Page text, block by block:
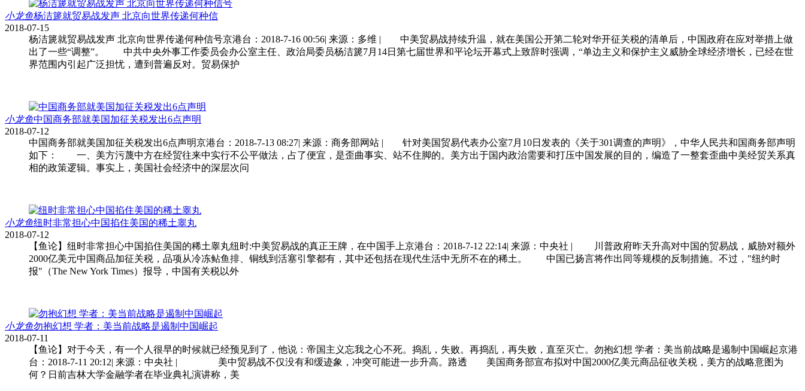
小龙鱼杨洁篪就贸易战发声 北京向世界传递何种信
2018-07-15
杨洁篪就贸易战发声 北京向世界传递何种信号京港台：2018-7-16 00:56| 来源：多维 | 中美贸易战持续升温，就在美国公开第二轮对华开征关税的清单后，中国政府在应对举措上做
出了一些“调整”。 中共中央外事工作委员会办公室主任、政治局委员杨洁篪7月14日第七届世界和平论坛开幕式上致辞时强调，“单边主义和保护主义威胁全球经济增长，已经在世
界范围内引起广泛担忧，遭到普遍反对。贸易保护
小龙鱼中国商务部就美国加征关税发出6点声明
2018-07-12
中国商务部就美国加征关税发出6点声明京港台：2018-7-13 08:27| 来源：商务部网站 | 针对美国贸易代表办公室7月10日发表的《关于301调查的声明》，中华人民共和国商务部声明
如下： 一、美方污蔑中方在经贸往来中实行不公平做法，占了便宜，是歪曲事实、站不住脚的。美方出于国内政治需要和打压中国发展的目的，编造了一整套歪曲中美经贸关系真
相的政策逻辑。事实上，美国社会经济中的深层次问
小龙鱼纽时非常担心中国掐住美国的稀土睾丸
2018-07-12
【鱼论】纽时非常担心中国掐住美国的稀土睾丸纽时:中美贸易战的真正王牌，在中国手上京港台：2018-7-12 22:14| 来源：中央社 | 川普政府昨天升高对中国的贸易战，威胁对额外
2000亿美元中国商品加征关税，品项从冷冻鲇鱼排、铜线到活塞引擎都有，其中还包括在现代生活中无所不在的稀土。 中国已扬言将作出同等规模的反制措施。不过，"纽约时
报"（The New York Times）报导，中国有关税以外
小龙鱼勿抱幻想 学者：美当前战略是遏制中国崛起
2018-07-11
【鱼论】对于今天，有一个人很早的时候就已经预见到了，他说：帝国主义忘我之心不死。捣乱，失败。再捣乱，再失败，直至灭亡。勿抱幻想 学者：美当前战略是遏制中国崛起京港
台：2018-7-11 20:12| 来源：中央社 | 美中贸易战不仅没有和缓迹象，冲突可能进一步升高。路透 美国商务部宣布拟对中国2000亿美元商品征收关税，美方的战略意图为
何？日前吉林大学金融学者在毕业典礼演讲称，美